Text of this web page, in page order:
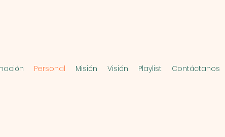
Personal Misión Visión Playlist Contáctanos